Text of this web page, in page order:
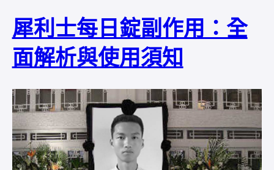
犀利士每日錠副作用：全
面解析與使用須知